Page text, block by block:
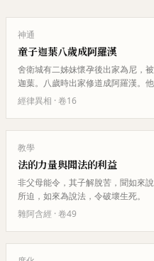
神通
童子迦葉八歲成阿羅漢
舍衛城有二姊妹懷孕後出家為尼，
迦葉。八歲時出家修道成阿羅漢。
波斯匿王見此不信佛法。童子迦…
經律異相 · 卷16
教學
法的力量與聞法的利益
非父母能令，其子解脫苦，聞如來
所迫，如來為說法，令破壞生死。
雜阿含經 · 卷49